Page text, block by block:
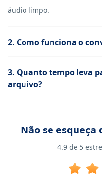
áudio limpo.
2. Como funciona o
3. Quanto tempo leva
arquivo?
Não se esqueça
4.9 de 5